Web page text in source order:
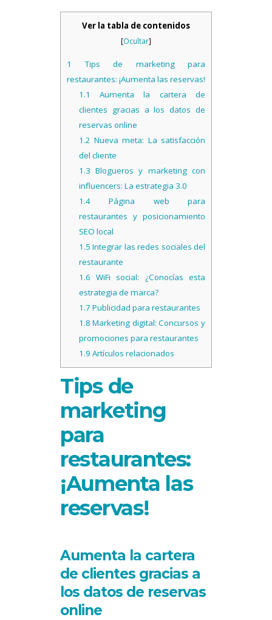
Ver la tabla de contenidos
[Ocultar]
1
Tips de marketing para
restaurantes: ¡Aumenta las reservas!
1.1
Aumenta la cartera de
clientes gracias a los datos de
reservas online
1.2 Nueva meta: La satisfacción
del cliente
1.3 Blogueros y marketing con
influencers: La estrategia 3.0
1.4Página web para
restaurantes y posicionamiento
SEO local
1.5 Integrar las redes sociales del
restaurante
1.6 WiFi social: ¿Conocías esta
estrategia de marca?
1.7 Publicidad para restaurantes
1.8 Marketing digital: Concursos y
promociones para restaurantes
1.9 Artículos relacionados
Tips de
marketing
para
restaurantes:
¡Aumenta las
reservas!
Aumenta la cartera
de clientes gracias a
los datos de reservas
online